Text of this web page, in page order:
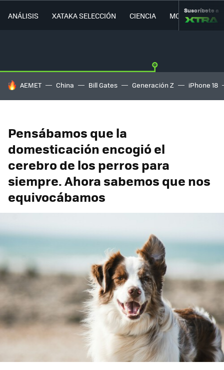
ANÁLISIS XATAKA SELECCIÓN CIENCIA MOVILIDAD
Suscríbete a
HOY SE HABLA DE
AEMET China Bill Gates Generación Z iPhone 18
Pensábamos que la
domesticación encogió el
cerebro de los perros para
siempre. Ahora sabemos que nos
equivocábamos